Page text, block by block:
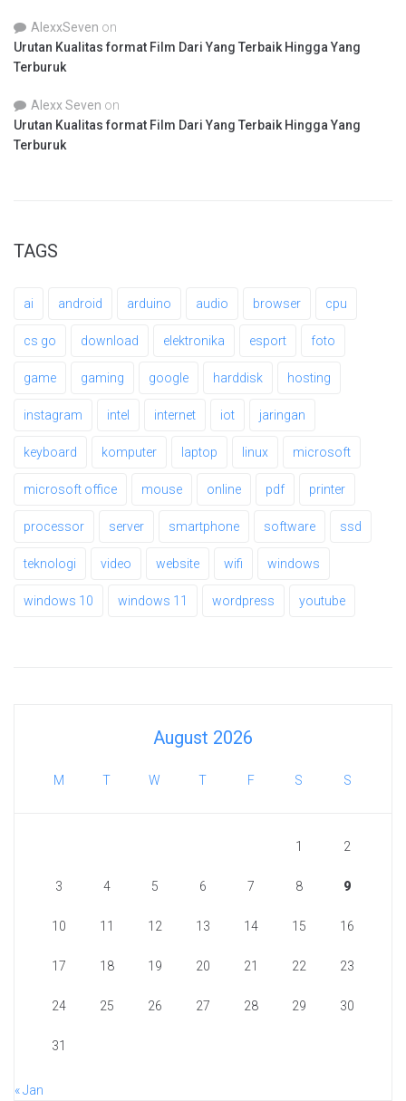
AlexxSeven on
Urutan Kualitas format Film Dari Yang Terbaik Hingga Yang
Terburuk
Alexx Seven on
Urutan Kualitas format Film Dari Yang Terbaik Hingga Yang
Terburuk
TAGS
ai android arduino audio browser cpu
cs go download elektronika esport foto
game gaming google harddisk hosting
instagram intel internet iot jaringan
keyboard komputer laptop linux microsoft
microsoft office mouse online pdf printer
processor server smartphone software ssd
teknologi video website wifi windows
windows 10 windows 11 wordpress youtube
August 2026
M T W T F S S
1 2
3 4 5 6 7 8 9
10 11 12 13 14 15 16
17 18 19 20 21 22 23
24 25 26 27 28 29 30
31
« Jan